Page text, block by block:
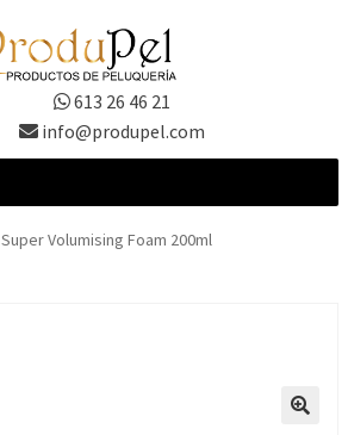
613 26 46 21
info@produpel.com
Super Volumising Foam 200ml